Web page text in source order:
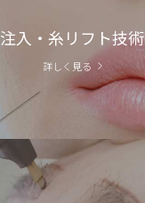
注入・糸リフト技術
詳しく見る